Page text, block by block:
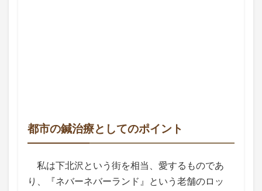
都市の鍼治療としてのポイント
私は下北沢という街を相当、愛するものであ
り、『ネバーネバーランド』という老舗のロッ